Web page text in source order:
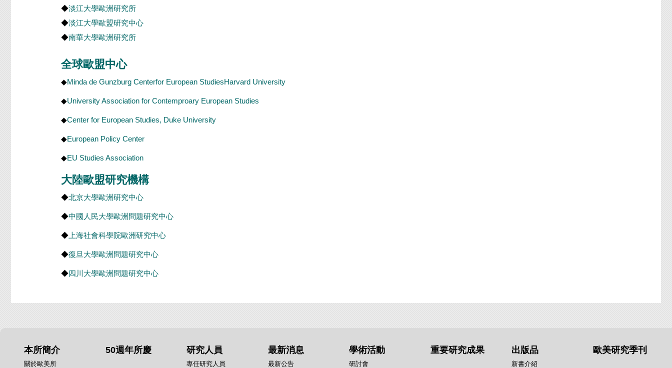
◆淡江大學歐洲研究所
◆淡江大學歐盟研究中心
◆南華大學歐洲研究所
全球歐盟中心
◆Minda de Gunzburg Centerfor European StudiesHarvard University
◆University Association for Contemproary European Studies
◆Center for European Studies, Duke University
◆European Policy Center
◆EU Studies Association
大陸歐盟研究機構
◆北京大學歐洲研究中心
◆中國人民大學歐洲問題研究中心
◆ 上海社會科學院歐洲研究中心
◆復旦大學歐洲問題研究中心
◆四川大學歐洲問題研究中心
本所簡介
關於歐美所
50週年所慶 研究人員
專任研究人員
最新消息
最新公告
學術活動
研討會
重要研究成果 出版品
新書介紹
歐美研究季刊